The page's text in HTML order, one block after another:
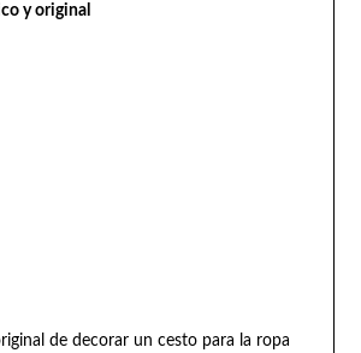
y original
de decorar un cesto para la ropa